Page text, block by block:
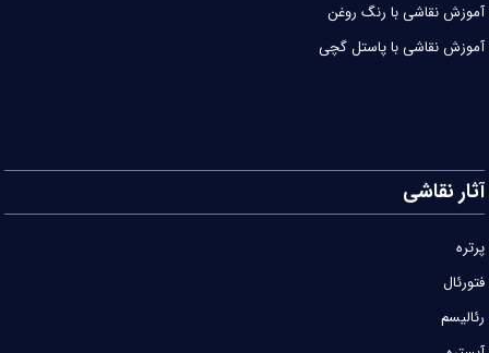
آموزش نقاشی با رنگ روغن
آموزش نقاشی با پاستل گچی
آثار نقاشی
پرتره
فتورئال
رئالیسم